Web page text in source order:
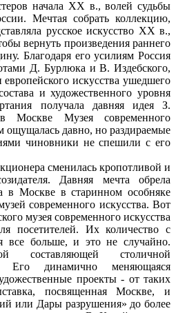
начала ХХ в., волей судьбы
Мечтая собрать коллекцию,
русское искусство ХХ в.,
вернуть произведения раннего
Благодаря его усилиям Россия
Д. Бурлюка и В. Издебского,
искусства ушедшего
и художественного уровня
получала давняя идея З.
Москве Музея современного
ощущалась давно, но раздираемые
чиновники не спешили с его
сменилась кропотливой и
Давняя мечта обрела
в Москве в старинном особняке
современного искусства. Вот
музея современного искусства
посетителей. Их количество с
все больше, и это не случайно.
составляющей столичной
Его динамично меняющаяся
проекты - от таких
посвященная Москве, и
или Дары разрушения» до более